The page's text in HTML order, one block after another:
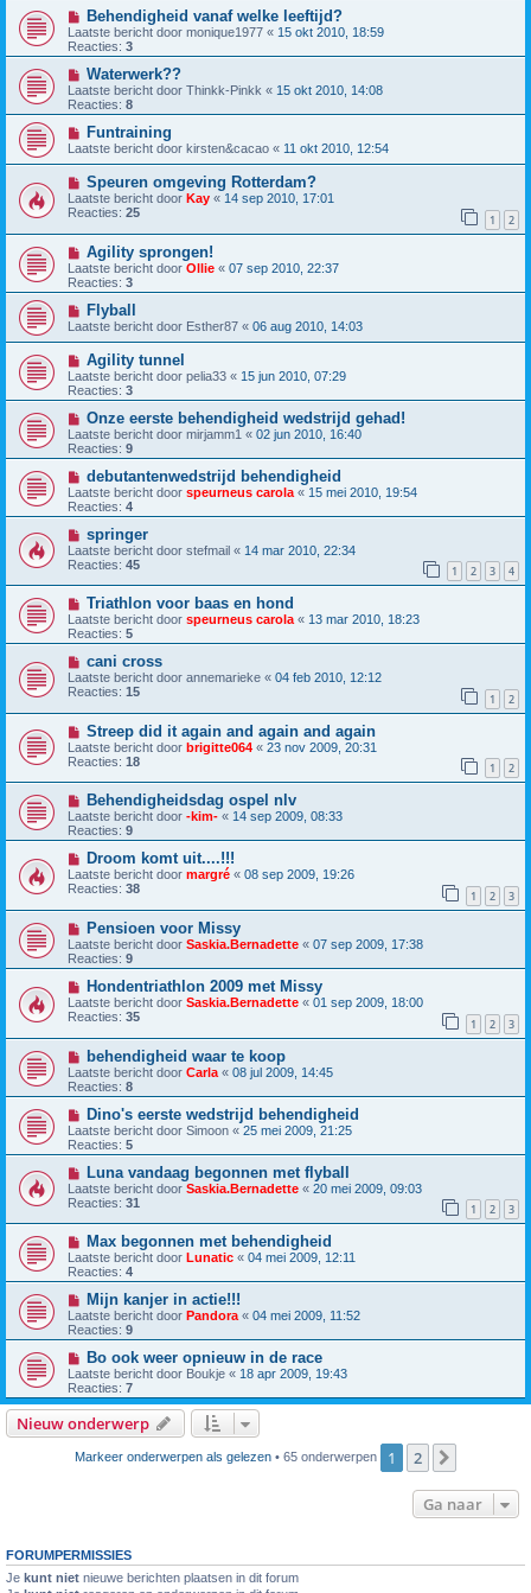
Behendigheid vanaf welke leeftijd?
Laatste bericht door monique1977 « 15 okt 2010, 18:59
Reacties: 3
Waterwerk??
Laatste bericht door Thinkk-Pinkk « 15 okt 2010, 14:08
Reacties: 8
Funtraining
Laatste bericht door kirsten&cacao « 11 okt 2010, 12:54
Speuren omgeving Rotterdam?
Laatste bericht door Kay « 14 sep 2010, 17:01
Reacties: 25 1 2
Agility sprongen!
Laatste bericht door Ollie « 07 sep 2010, 22:37
Reacties: 3
Flyball
Laatste bericht door Esther87 « 06 aug 2010, 14:03
Agility tunnel
Laatste bericht door pelia33 « 15 jun 2010, 07:29
Reacties: 3
Onze eerste behendigheid wedstrijd gehad!
Laatste bericht door mirjamm1 « 02 jun 2010, 16:40
Reacties: 9
debutantenwedstrijd behendigheid
Laatste bericht door speurneus carola « 15 mei 2010, 19:54
Reacties: 4
springer
Laatste bericht door stefmail « 14 mar 2010, 22:34
Reacties: 45 1 2 3 4
Triathlon voor baas en hond
Laatste bericht door speurneus carola « 13 mar 2010, 18:23
Reacties: 5
cani cross
Laatste bericht door annemarieke « 04 feb 2010, 12:12
Reacties: 15 1 2
Streep did it again and again and again
Laatste bericht door brigitte064 « 23 nov 2009, 20:31
Reacties: 18 1 2
Behendigheidsdag ospel nlv
Laatste bericht door -kim- « 14 sep 2009, 08:33
Reacties: 9
Droom komt uit....!!!
Laatste bericht door margré « 08 sep 2009, 19:26
Reacties: 38 1 2 3
Pensioen voor Missy
Laatste bericht door Saskia.Bernadette « 07 sep 2009, 17:38
Reacties: 9
Hondentriathlon 2009 met Missy
Laatste bericht door Saskia.Bernadette « 01 sep 2009, 18:00
Reacties: 35 1 2 3
behendigheid waar te koop
Laatste bericht door Carla « 08 jul 2009, 14:45
Reacties: 8
Dino's eerste wedstrijd behendigheid
Laatste bericht door Simoon « 25 mei 2009, 21:25
Reacties: 5
Luna vandaag begonnen met flyball
Laatste bericht door Saskia.Bernadette « 20 mei 2009, 09:03
Reacties: 31 1 2 3
Max begonnen met behendigheid
Laatste bericht door Lunatic « 04 mei 2009, 12:11
Reacties: 4
Mijn kanjer in actie!!!
Laatste bericht door Pandora « 04 mei 2009, 11:52
Reacties: 9
Bo ook weer opnieuw in de race
Laatste bericht door Boukje « 18 apr 2009, 19:43
Reacties: 7
Nieuw onderwerp
Markeer onderwerpen als gelezen • 65 onderwerpen 1 2
Ga naar
FORUMPERMISSIES
Je kunt niet nieuwe berichten plaatsen in dit forum